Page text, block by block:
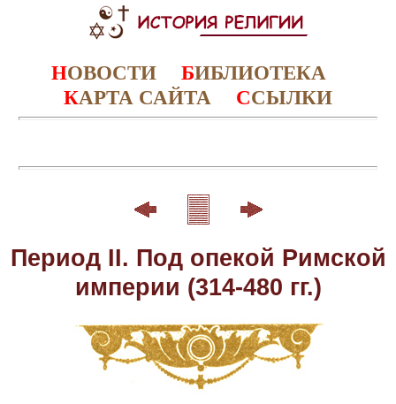
НОВОСТИ БИБЛИОТЕКА
КАРТА САЙТА ССЫЛКИ
Период II. Под опекой Римской
империи (314-480 гг.)